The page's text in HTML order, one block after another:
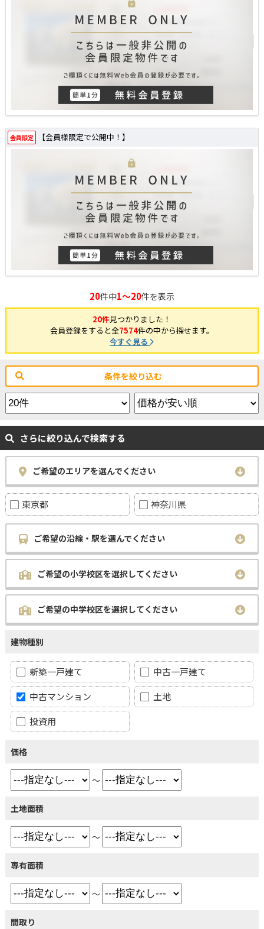
会員限定 【会員様限定で公開中！】
20件中1～20件を表示
20件見つかりました！
会員登録をすると全7574件の中から探せます。
今すぐ見る
条件を絞り込む
さらに絞り込んで検索する
ご希望のエリアを選んでください
東京都 神奈川県
ご希望の沿線・駅を選んでください
ご希望の小学校区を選択してください
ご希望の中学校区を選択してください
建物種別
新築一戸建て
中古一戸建て
中古マンション
土地
投資用
価格
～
土地面積
～
専有面積
～
間取り